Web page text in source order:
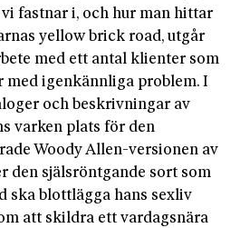
fastnar i, och hur man hittar
yellow brick road, utgår
med ett antal klienter som
med igenkännliga problem. I
och beskrivningar av
varken plats för den
Woody Allen-versionen av
den själsröntgande sort som
ska blottlägga hans sexliv
att skildra ett vardagsnära